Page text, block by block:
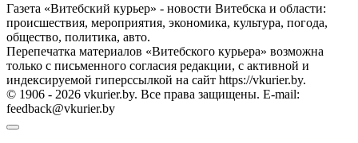
Газета «Витебский курьер» - новости Витебска и области:
происшествия, мероприятия, экономика, культура, погода,
общество, политика, авто.
Перепечатка материалов «Витебского курьера» возможна
только с письменного согласия редакции, с активной и
индексируемой гиперссылкой на сайт https://vkurier.by.
© 1906 - 2026 vkurier.by. Все права защищены. E-mail:
feedback@vkurier.by